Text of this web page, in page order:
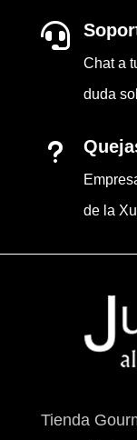

Chat a
duda
u
de la
Tienda